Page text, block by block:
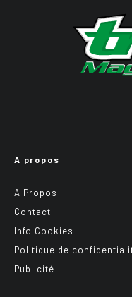
A propos
A Propos
Contact
Info Cookies
Politique de
Publicité